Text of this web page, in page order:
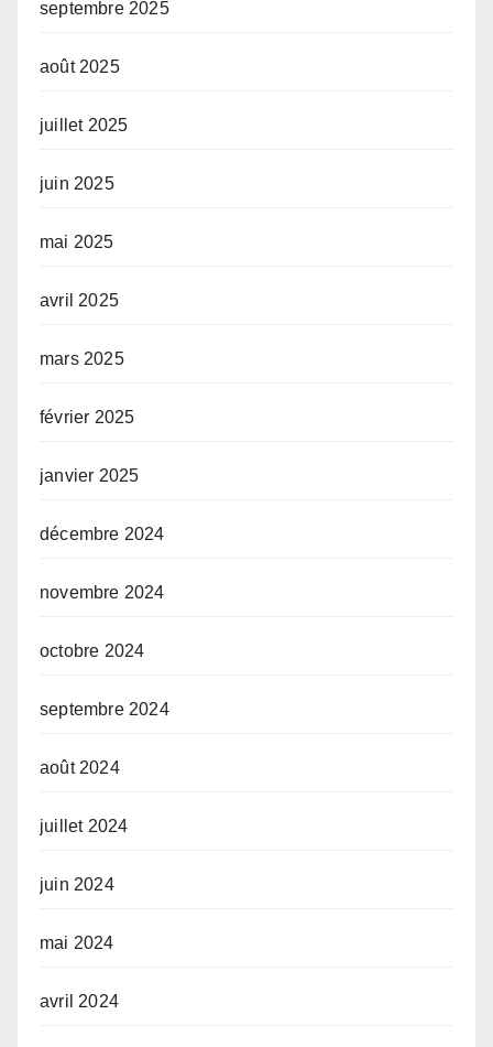
septembre 2025
août 2025
juillet 2025
juin 2025
mai 2025
avril 2025
mars 2025
février 2025
janvier 2025
décembre 2024
novembre 2024
octobre 2024
septembre 2024
août 2024
juillet 2024
juin 2024
mai 2024
avril 2024